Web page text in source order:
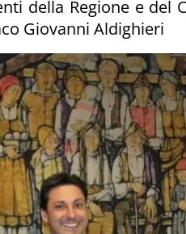
della Regione e del
Giovanni Aldighieri